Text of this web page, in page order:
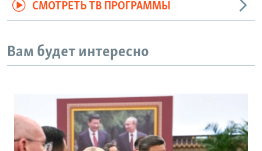
СМОТРЕТЬ ТВ ПРОГРАММЫ
Вам будет интересно